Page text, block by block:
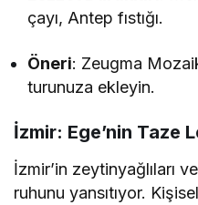
çayı, Antep fıstığı.
Öneri: Zeugma
turunuza ekleyin.
İzmir: Ege’nin Taze
İzmir’in zeytinyağlıları
ruhunu yansıtıyor.